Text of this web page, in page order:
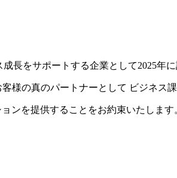
長をサポートする企業として2025年に
の真のパートナーとして ビジネス
ンを提供することをお約束いたしま